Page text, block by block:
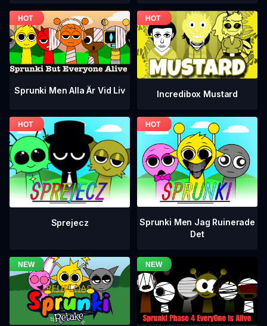
Sprunki Men Alla Är Vid Liv Incredibox Mustard
Sprejecz
Sprunki Men Jag Ruinerade
Det